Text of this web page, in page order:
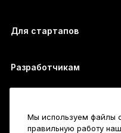
Наборы
Все продукты
Monero-кошелёк
Полный список активов
Обменять криптовалюту
Для стартапов
Разработчикам
Как пользоваться Ledger
Мы используем файлы
правильную работу